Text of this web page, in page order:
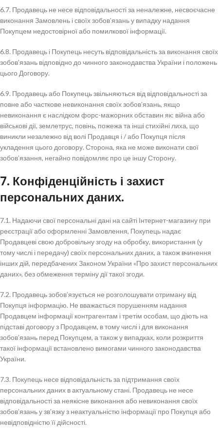
6.7. Продавець не несе відповідальності за неналежне, несвоєчасне
виконання Замовлень і своїх зобов’язань у випадку надання
Покупцем недостовірної або помилкової інформації.
6.8. Продавець і Покупець несуть відповідальність за виконання своїх
зобов’язань відповідно до чинного законодавства України і положень
цього Договору.
6.9. Продавець або Покупець звільняються від відповідальності за
повне або часткове невиконання своїх зобов’язань, якщо
невиконання є наслідком форс-мажорних обставин як: війна або
військові дії, землетрус, повінь, пожежа та інші стихійні лиха, що
виникли незалежно від волі Продавця і / або Покупця після
укладення цього договору. Сторона, яка не може виконати свої
зобов’язання, негайно повідомляє про це іншу Сторону.
7. Конфіденційність і захист
персональних даних.
7.1. Надаючи свої персональні дані на сайті Інтернет-магазину при
реєстрації або оформленні Замовлення, Покупець надає
Продавцеві свою добровільну згоду на обробку, використання (у
тому числі і передачу) своїх персональних даних, а також вчинення
інших дій, передбачених Законом України «Про захист персональних
даних», без обмеження терміну дії такої згоди.
7.2. Продавець зобов’язується не розголошувати отриману від
Покупця інформацію. Не вважається порушенням надання
Продавцем інформації контрагентам і третім особам, що діють на
підставі договору з Продавцем, в тому числі і для виконання
зобов’язань перед Покупцем, а також у випадках, коли розкриття
такої інформації встановлено вимогами чинного законодавства
України.
7.3. Покупець несе відповідальність за підтримання своїх
персональних даних в актуальному стані. Продавець не несе
відповідальності за неякісне виконання або невиконання своїх
зобов’язань у зв’язку з неактуальністю інформації про Покупця або
невідповідністю її дійсності.